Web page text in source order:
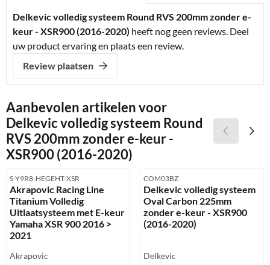
Delkevic volledig systeem Round RVS 200mm zonder e-
keur - XSR900 (2016-2020) heeft nog geen reviews. Deel
uw product ervaring en plaats een review.
Review plaatsen
Aanbevolen artikelen voor
Delkevic volledig systeem Round
RVS 200mm zonder e-keur -
XSR900 (2016-2020)
Artikelnummer
S-Y9R8-HEGEHT-XSR
Akrapovic Racing Line
Titanium Volledig
Uitlaatsysteem met E-keur
Yamaha XSR 900 2016 >
2021
Merk:
Akrapovic
Artikelnummer
COM03BZ
Delkevic volledig systeem
Oval Carbon 225mm
zonder e-keur - XSR900
(2016-2020)
Merk:
Delkevic